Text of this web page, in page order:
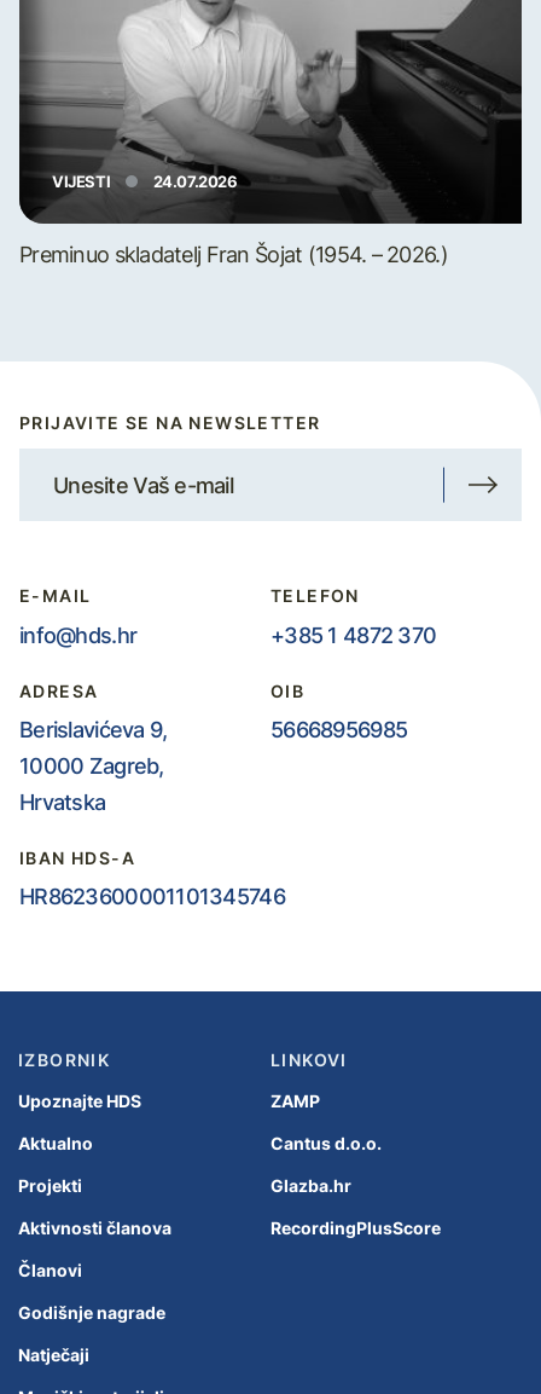
VIJESTI 24.07.2026
Preminuo skladatelj Fran Šojat (1954. – 2026.)
PRIJAVITE SE NA NEWSLETTER
E-MAIL
info@hds.hr
TELEFON
+385 1 4872 370
ADRESA
Berislavićeva 9,
10000 Zagreb,
Hrvatska
OIB
56668956985
IBAN HDS-A
HR8623600001101345746
IZBORNIK
Upoznajte HDS
Aktualno
Projekti
Aktivnosti članova
Članovi
Godišnje nagrade
Natječaji
LINKOVI
ZAMP
Cantus d.o.o.
Glazba.hr
RecordingPlusScore